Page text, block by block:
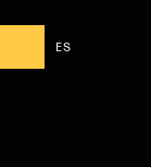
ES